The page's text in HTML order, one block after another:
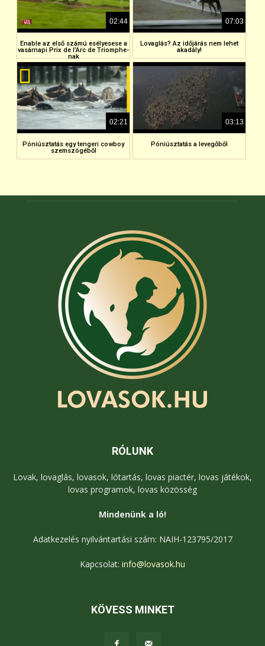
02:44
Enable az első számú esélyesese a
vasárnapi Prix de l’Arc de Triomphe-
nak
07:03
Lovaglás? Az időjárás nem lehet
akadály!
02:21
Póniúsztatás egy tengeri cowboy
szemszögéből
03:13
Póniúsztatás a levegőből
RÓLUNK
Lovak, lovaglás, lovasok, lótartás, lovas piactér, lovas játékok,
lovas programok, lovas közösség
Mindenünk a ló!
Adatkezelés nyilvántartási szám: NAIH-123795/2017
Kapcsolat: info@lovasok.hu
KÖVESS MINKET